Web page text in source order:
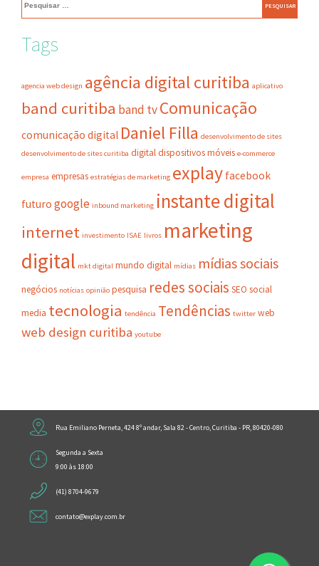
por:
Tags
agencia web design agência digital curitiba aplicativo
band curitiba band tvComunicação
comunicação digital Daniel Filla desenvolvimento de sites
desenvolvimento de sites curitiba digitaldispositivos móveis e-commerce
empresa empresas estratégias de marketing explay facebook
futuro google inbound marketing instante digital
internet investimento ISAE livros marketing
digital mkt digital mundo digital mídias mídias sociais
negócios notícias opinião pesquisa redes sociais SEO social
media tecnologia tendência Tendências twitter web
web design curitiba youtube
Rua Emiliano Perneta, 424 8º andar, Sala 82 - Centro, Curitiba - PR, 80420-080
Segunda a Sexta
9:00 às 18:00
(41) 8704-9679
contato@explay.com.br